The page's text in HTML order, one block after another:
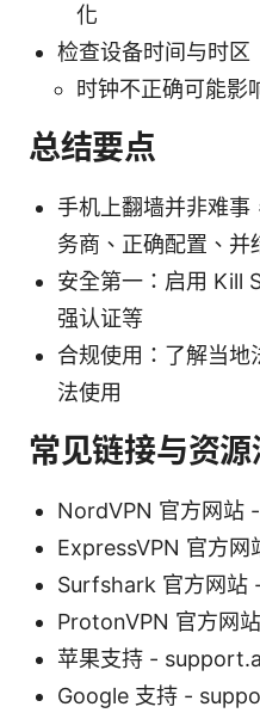
化
检查设备时间与时区
时钟不正确可能影
总结要点
手机上翻墙并非难事
务商、正确配置、并
安全第一：启用 Kill
强认证等
合规使用：了解当地
法使用
常见链接与资
NordVPN 官方网站
ExpressVPN 官方
Surfshark 官方网
ProtonVPN 官方网
苹果支持 -
Google 支持 -